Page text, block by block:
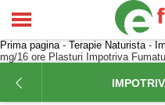
Prima pagina- Terapie Naturista-
mg/16 ore Plasturi Impotriva